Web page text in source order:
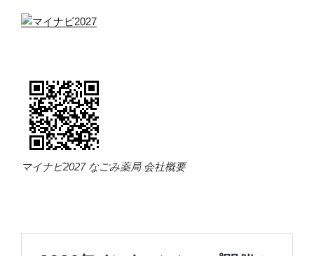
マイナビ2027 なごみ薬局 会社概要